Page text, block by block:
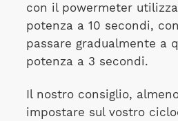
con il powermeter
potenza a 10 secondi,
passare gradualmente a
potenza a 3 secondi.
Il nostro consiglio,
impostare sul vostro